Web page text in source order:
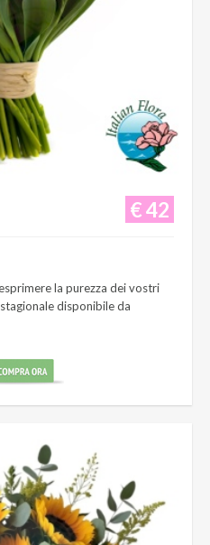
€ 42
la purezza dei vostri
disponibile da